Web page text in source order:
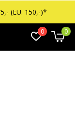
0 0
returns within 14